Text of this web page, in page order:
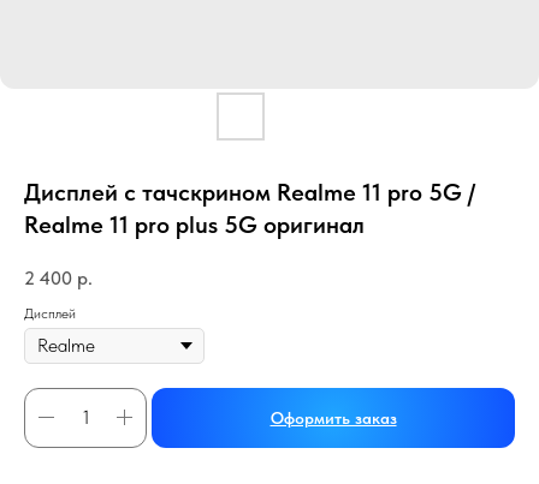
Дисплей с тачскрином Realme 11 pro 5G /
Realme 11 pro plus 5G оригинал
2 400 р.
Дисплей
Оформить заказ